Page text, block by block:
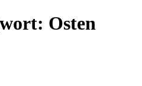
Osten